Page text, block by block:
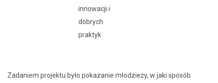
innowacji i
dobrych
praktyk
Zadaniem projektu było pokazanie młodzieży, w jaki sposób